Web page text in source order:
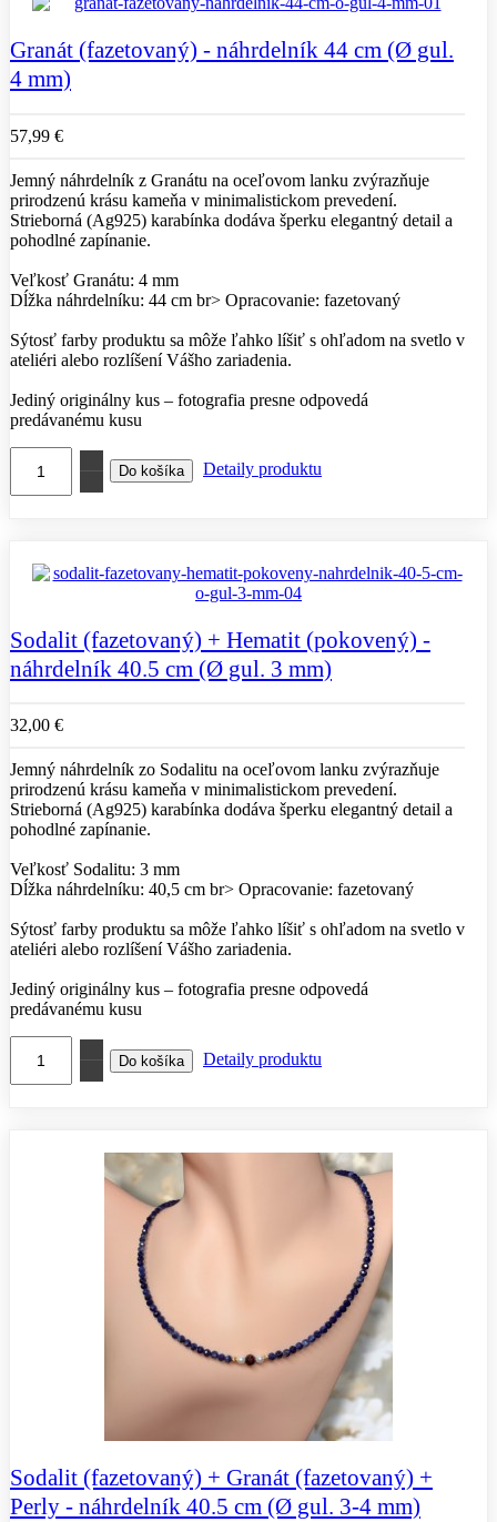
Granát (fazetovaný) - náhrdelník 44 cm (Ø gul.
4 mm)
57,99 €
Jemný náhrdelník z Granátu na oceľovom lanku zvýrazňuje
prirodzenú krásu kameňa v minimalistickom prevedení.
Strieborná (Ag925) karabínka dodáva šperku elegantný detail a
pohodlné zapínanie.
Veľkosť Granátu: 4 mm
Dĺžka náhrdelníku: 44 cm br> Opracovanie: fazetovaný
Sýtosť farby produktu sa môže ľahko líšiť s ohľadom na svetlo v
ateliéri alebo rozlíšení Vášho zariadenia.
Jediný originálny kus – fotografia presne odpovedá
predávanému kusu
Detaily produktu
Sodalit (fazetovaný) + Hematit (pokovený) -
náhrdelník 40.5 cm (Ø gul. 3 mm)
32,00 €
Jemný náhrdelník zo Sodalitu na oceľovom lanku zvýrazňuje
prirodzenú krásu kameňa v minimalistickom prevedení.
Strieborná (Ag925) karabínka dodáva šperku elegantný detail a
pohodlné zapínanie.
Veľkosť Sodalitu: 3 mm
Dĺžka náhrdelníku: 40,5 cm br> Opracovanie: fazetovaný
Sýtosť farby produktu sa môže ľahko líšiť s ohľadom na svetlo v
ateliéri alebo rozlíšení Vášho zariadenia.
Jediný originálny kus – fotografia presne odpovedá
predávanému kusu
Detaily produktu
Sodalit (fazetovaný) + Granát (fazetovaný) +
Perly - náhrdelník 40.5 cm (Ø gul. 3-4 mm)